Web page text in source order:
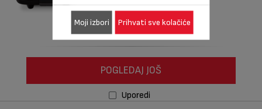
POGLEDAJ JOŠ
Uporedi
Moji izbori Prihvati sve kolačiće